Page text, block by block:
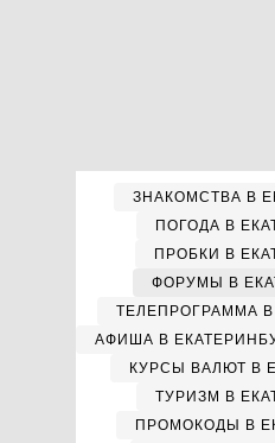
ЗНАКОМСТВА В
ПОГОДА В
ПРОБКИ В
ФОРУМЫ В
ТЕЛЕПРОГРАММА
АФИША В
КУРСЫ ВАЛЮТ В
ТУРИЗМ В
ПРОМОКОДЫ В